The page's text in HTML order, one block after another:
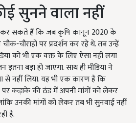
सुनने वाला नहीं
कर सकते हैं कि जब कृषि कानून 2020 के
चौराहों पर प्रदर्शन कर रहे थे. तब उन्हें
को भी एक वक्त के लिए ऐसा नहीं लगा
बड़ा हो जाएगा. साथ ही मीडिया ने
नहीं लिया. यह भी एक कारण है कि
पर कड़ाके की ठंड में अपनी मांगों को लेकर
उनकी मांगों को लेकर तब भी सुनवाई नहीं
है.